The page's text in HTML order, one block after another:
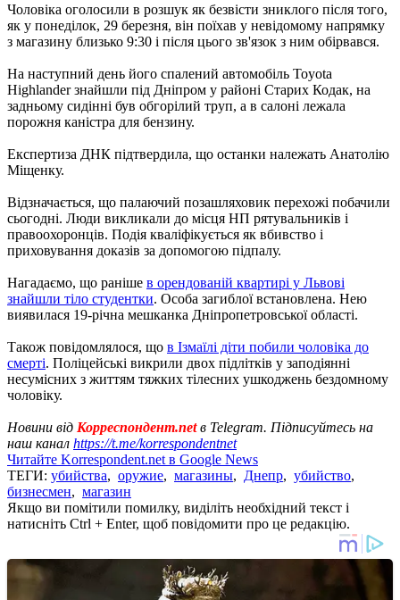
Чоловіка оголосили в розшук як безвісти зниклого після того,
як у понеділок, 29 березня, він поїхав у невідомому напрямку
з магазину близько 9:30 і після цього зв'язок з ним обірвався.
На наступний день його спалений автомобіль Toyota
Highlander знайшли під Дніпром у районі Старих Кодак, на
задньому сидінні був обгорілий труп, а в салоні лежала
порожня каністра для бензину.
Експертиза ДНК підтвердила, що останки належать Анатолію
Міщенку.
Відзначається, що палаючий позашляховик перехожі побачили
сьогодні. Люди викликали до місця НП рятувальників і
правоохоронців. Подія кваліфікується як вбивство і
приховування доказів за допомогою підпалу.
Нагадаємо, що раніше в орендованій квартирі у Львові
знайшли тіло студентки. Особа загиблої встановлена. Нею
виявилася 19-річна мешканка Дніпропетровської області.
Також повідомлялося, що в Ізмаїлі діти побили чоловіка до
смерті. Поліцейські викрили двох підлітків у заподіянні
несумісних з життям тяжких тілесних ушкоджень бездомному
чоловіку.
Новини від Корреспондент.netв Telegram. Підписуйтесь на
наш канал https://t.me/korrespondentnet
Читайте Korrespondent.net в Google News
ТЕГИ: убийства, оружие, магазины, Днепр, убийство,
бизнесмен, магазин
Якщо ви помітили помилку, виділіть необхідний текст і
натисніть Ctrl + Enter, щоб повідомити про це редакцію.